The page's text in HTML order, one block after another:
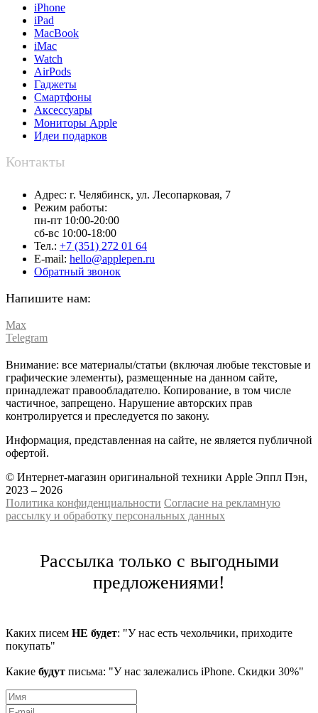
iPhone
iPad
MacBook
iMac
Watch
AirPods
Гаджеты
Смартфоны
Аксессуары
Мониторы Apple
Идеи подарков
Контакты
Адрес: г. Челябинск, ул. Лесопарковая, 7
Режим работы:
пн-пт 10:00-20:00
сб-вс 10:00-18:00
Тел.: +7 (351) 272 01 64
E-mail: hello@applepen.ru
Обратный звонок
Напишите нам:
Max
Telegram
Внимание: все материалы/статьи (включая любые текстовые и
графические элементы), размещенные на данном сайте,
принадлежат правообладателю. Копирование, в том числе
частичное, запрещено. Нарушение авторских прав
контролируется и преследуется по закону.
Информация, представленная на сайте, не является публичной
офертой.
© Интернет-магазин оригинальной техники Apple Эппл Пэн,
2023 – 2026
Политика конфиденциальности Cогласие на рекламную
рассылку и обработку персональных данных
Рассылка только с выгодными
предложениями!
Каких писем НЕ будет: "У нас есть чехольчики, приходите
покупать"
Какие будут письма: "У нас залежались iPhone. Скидки 30%"